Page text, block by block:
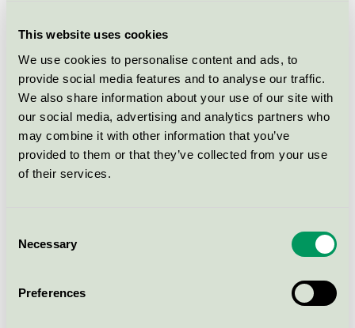
This website uses cookies
We use cookies to personalise content and ads, to
provide social media features and to analyse our traffic.
We also share information about your use of our site with
our social media, advertising and analytics partners who
may combine it with other information that you’ve
provided to them or that they’ve collected from your use
of their services.
Selection
Necessary
Preferences
Svanen / Bliw / Handtvål, flytande
Bliw Forest Berries, 300 ml pump
Svanen / Bliw / Handtvål, flytande
pumpe